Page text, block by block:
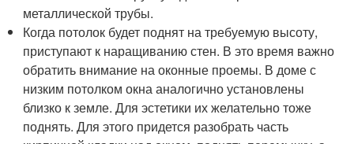
металлической трубы.
Когда потолок будет поднят на требуемую высоту,
приступают к наращиванию стен. В это время важно
обратить внимание на оконные проемы. В доме с
низким потолком окна аналогично установлены
близко к земле. Для эстетики их желательно тоже
поднять. Для этого придется разобрать часть